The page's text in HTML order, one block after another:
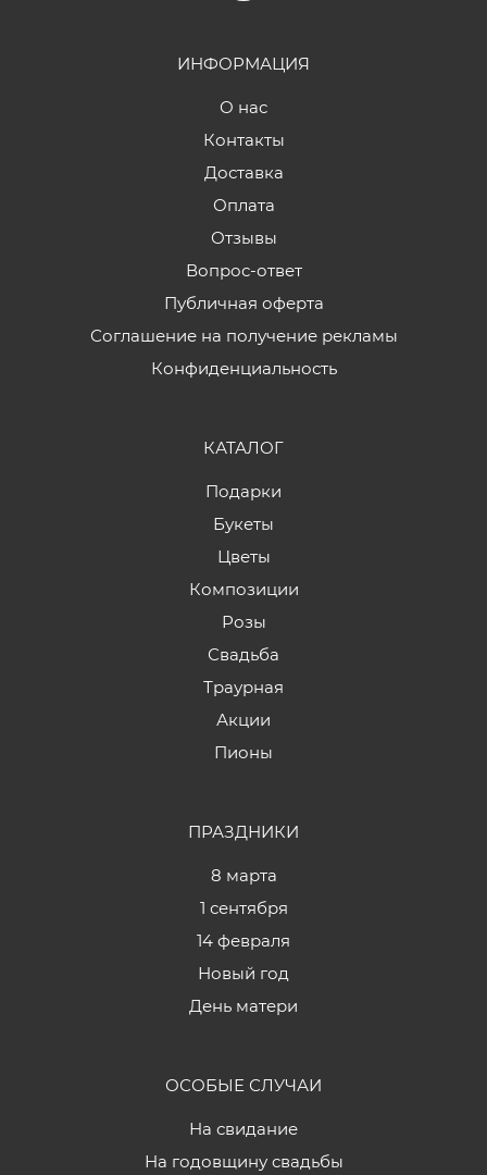
ИНФОРМАЦИЯ
О нас
Контакты
Доставка
Оплата
Отзывы
Вопрос-ответ
Публичная оферта
Соглашение на получение рекламы
Конфиденциальность
КАТАЛОГ
Подарки
Букеты
Цветы
Композиции
Розы
Свадьба
Траурная
Акции
Пионы
ПРАЗДНИКИ
8 марта
1 сентября
14 февраля
Новый год
День матери
ОСОБЫЕ СЛУЧАИ
На свидание
На годовщину свадьбы